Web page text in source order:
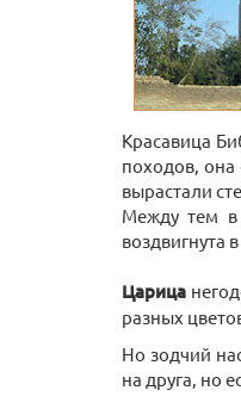
Красавица
походов, она
вырастали
Между тем в
воздвигнута
Царица
разных
Но зодчий
на друга, но